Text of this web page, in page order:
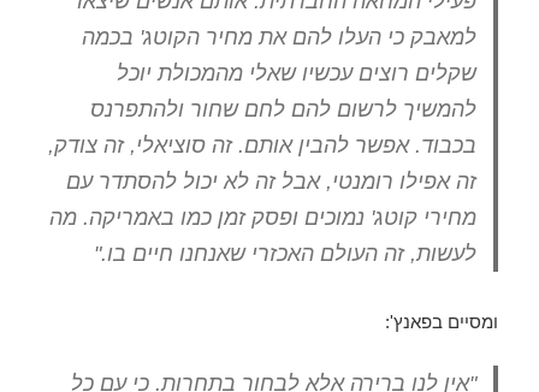
למאבק כי העלו להם את מחיר הקוטג' בכמה
שקלים רוצים עכשיו שאלי מהמכולת יוכל
להמשיך לרשום להם לחם שחור ולהתפרנס
בכבוד. אפשר להבין אותם. זה סוציאלי, זה צודק,
זה אפילו רומנטי, אבל זה לא יכול להסתדר עם
מחירי קוטג' נמוכים ופסק זמן כמו באמריקה. מה
לעשות, זה העולם האכזרי שאנחנו חיים בו."
ומסיים בפאנץ':
"אין לנו ברירה אלא לבחור בתחרות. כי עם כל